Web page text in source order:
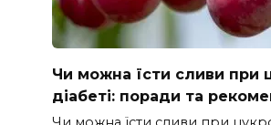
Чи можна їсти сливи при
діабеті: поради та